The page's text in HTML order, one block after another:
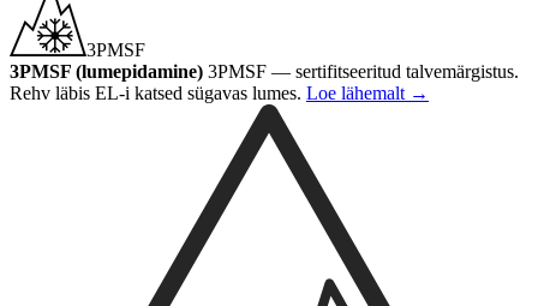
3PMSF
3PMSF (lumepidamine) 3PMSF — sertifitseeritud talvemärgistus.
Rehv läbis EL-i katsed sügavas lumes. Loe lähemalt →